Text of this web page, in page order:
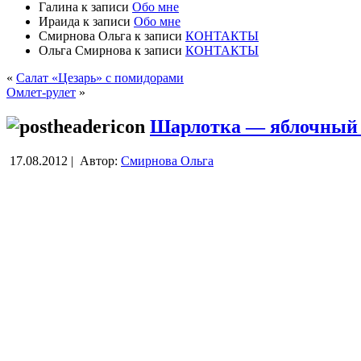
Галина к записи Обо мне
Ираида к записи Обо мне
Смирнова Ольга к записи КОНТАКТЫ
Ольга Смирнова к записи КОНТАКТЫ
« Салат «Цезарь» с помидорами
Омлет-рулет »
Шарлотка — яблочный
17.08.2012 | Автор: Смирнова Ольга